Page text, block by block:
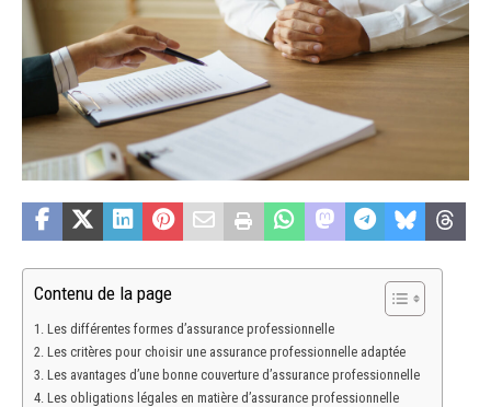
Contenu de la page
Les différentes formes d’assurance professionnelle
Les critères pour choisir une assurance professionnelle adaptée
Les avantages d’une bonne couverture d’assurance professionnelle
Les obligations légales en matière d’assurance professionnelle